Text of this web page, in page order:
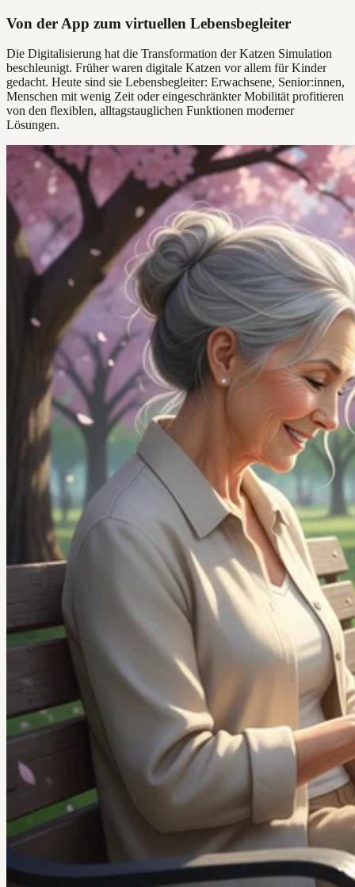
Von der App zum virtuellen Lebensbegleiter
Die Digitalisierung hat die Transformation der Katzen Simulation
beschleunigt. Früher waren digitale Katzen vor allem für Kinder
gedacht. Heute sind sie Lebensbegleiter: Erwachsene, Senior:innen,
Menschen mit wenig Zeit oder eingeschränkter Mobilität profitieren
von den flexiblen, alltagstauglichen Funktionen moderner
Lösungen.